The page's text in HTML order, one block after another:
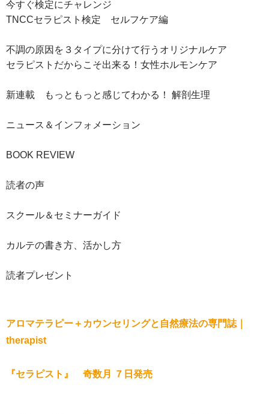
今すぐ検定にチャレンジ
TNCCセラピスト検定 セルフケア編
不調の原因を３タイプに分けて行うオリジナルケア
セラピストだからこそ出来る！女性ホルモンケア
新連載 もっともっと感じてわかる！ 解剖生理
ニュース＆インフォメーション
BOOK REVIEW
読者の声
スクール＆セミナーガイド
カルテの書き方、活かし方
読者プレゼント
アロマテラピー＋カウンセリングと自然療法の専門誌｜
therapist
『セラピスト』 奇数月 ７日発売